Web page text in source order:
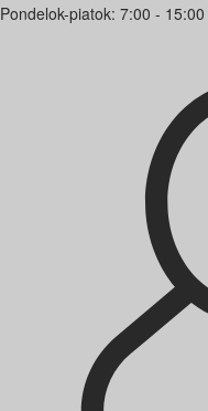
Pondelok-piatok: 7:00 - 15:00